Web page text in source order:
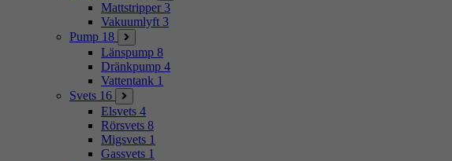
Mattstripper 3
Vakuumlyft 3
Pump 18
Länspump 8
Dränkpump 4
Vattentank 1
Svets 16
Elsvets 4
Rörsvets 8
Migsvets 1
Gassvets 1